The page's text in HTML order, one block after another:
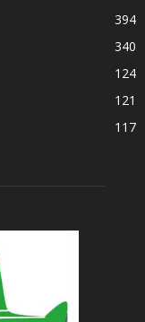
394
340
124
121
117